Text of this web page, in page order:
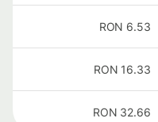
6.53
RON
16.33
RON
32.66
RON